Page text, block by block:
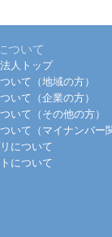
ついて
人トップ
いて（地域の方）
いて（企業の方）
いて（その他の方）
いて（マイナンバー
について
について